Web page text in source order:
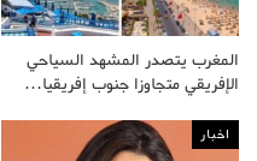
المغرب يتصدر المشهد السياحي
الإفريقي متجاوزا جنوب إفريقيا…
اخبار